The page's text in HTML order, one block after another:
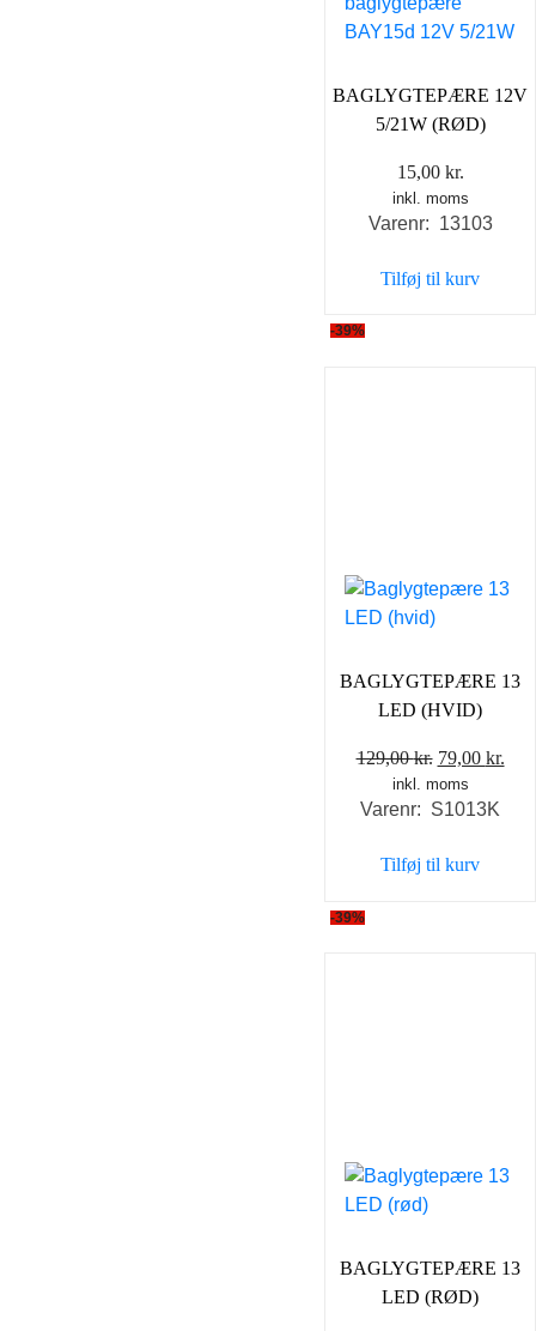
BAGLYGTEPÆRE 12V
5/21W (RØD)
15,00 kr.
inkl. moms
Varenr: 13103
Tilføj til kurv
-39%
BAGLYGTEPÆRE 13
LED (HVID)
129,00kr. Den
oprindelige
pris
129,00 kr..
79,00 kr.
inkl. moms
Varenr: S1013K
Tilføj til kurv
-39%
BAGLYGTEPÆRE 13
LED (RØD)